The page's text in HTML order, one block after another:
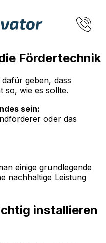
Fördertechnik
geben, dass
so, wie es sollte.
sein:
oder das
einige grundlegende
nachhaltige Leistung
installieren